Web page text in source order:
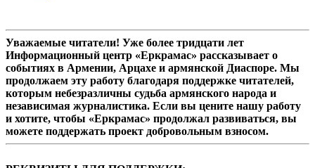
Уважаемые читатели! Уже более тридцати лет
Информационный центр «Еркрамас» рассказывает о
событиях в Армении, Арцахе и армянской Диаспоре. Мы
продолжаем эту работу благодаря поддержке читателей,
которым небезразличны судьба армянского народа и
независимая журналистика. Если вы цените нашу работу
и хотите, чтобы «Еркрамас» продолжал развиваться, вы
можете поддержать проект добровольным взносом.